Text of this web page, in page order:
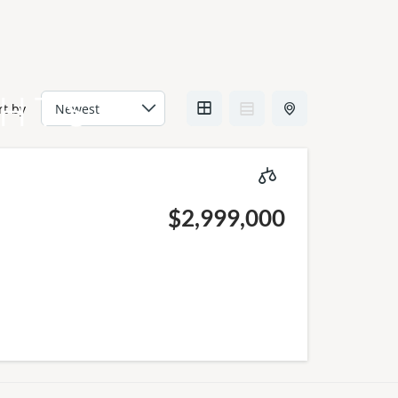
by
$2,999,000